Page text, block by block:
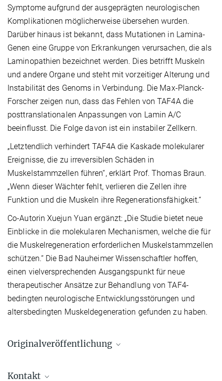
Symptome aufgrund der ausgeprägten neurologischen
Komplikationen möglicherweise übersehen wurden.
Darüber hinaus ist bekannt, dass Mutationen in Lamina-
Genen eine Gruppe von Erkrankungen verursachen, die als
Laminopathien bezeichnet werden. Dies betrifft Muskeln
und andere Organe und steht mit vorzeitiger Alterung und
Instabilität des Genoms in Verbindung. Die Max-Planck-
Forscher zeigen nun, dass das Fehlen von TAF4A die
posttranslationalen Anpassungen von Lamin A/C
beeinflusst. Die Folge davon ist ein instabiler Zellkern.
„Letztendlich verhindert TAF4A die Kaskade molekularer
Ereignisse, die zu irreversiblen Schäden in
Muskelstammzellen führen“, erklärt Prof. Thomas Braun.
„Wenn dieser Wächter fehlt, verlieren die Zellen ihre
Funktion und die Muskeln ihre Regenerationsfähigkeit.“
Co-Autorin Xuejun Yuan ergänzt: „Die Studie bietet neue
Einblicke in die molekularen Mechanismen, welche die für
die Muskelregeneration erforderlichen Muskelstammzellen
schützen.“ Die Bad Nauheimer Wissenschaftler hoffen,
einen vielversprechenden Ausgangspunkt für neue
therapeutischer Ansätze zur Behandlung von TAF4-
bedingten neurologische Entwicklungsstörungen und
altersbedingten Muskeldegeneration gefunden zu haben.
Originalveröffentlichung
SA, Günther S, Kuenne C, Gärtner U, Guo X, Zhou Y, Yuan X, Braun
Kontakt